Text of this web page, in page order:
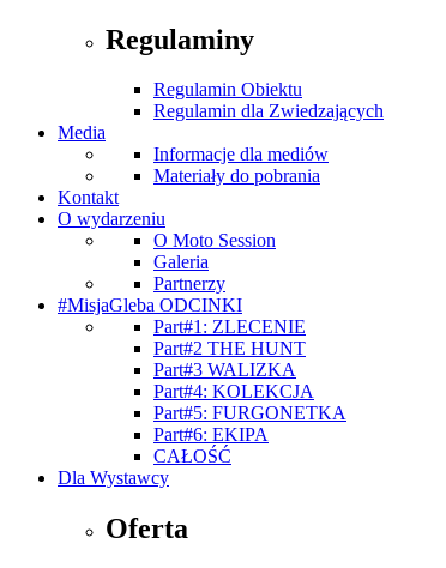
Regulaminy
Regulamin Obiektu
Regulamin dla Zwiedzających
Media
Informacje dla mediów
Materiały do pobrania
Kontakt
O wydarzeniu
O Moto Session
Galeria
Partnerzy
#MisjaGleba ODCINKI
Part#1: ZLECENIE
Part#2 THE HUNT
Part#3 WALIZKA
Part#4: KOLEKCJA
Part#5: FURGONETKA
Part#6: EKIPA
CAŁOŚĆ
Dla Wystawcy
Oferta